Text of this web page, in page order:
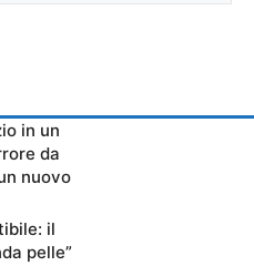
in un
da
nuovo
il
pelle”